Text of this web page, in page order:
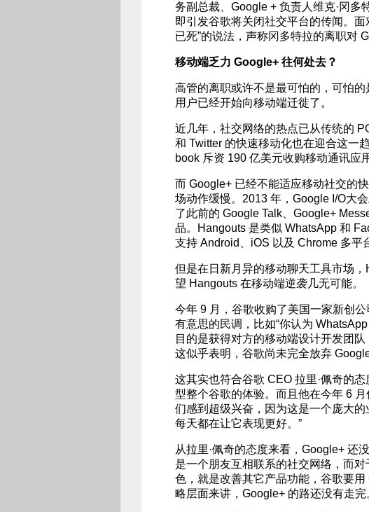
务副总裁、Google + 负责人维克·冈多
即引发谷歌将关闭社交平台的传闻。
已死”的说法，声称冈多特拉的离职对
移动端乏力 Google+ 往何处去？
高管的离职或许不是最可怕的，可怕
用户已经开始向移动端迁徙了。
近几年，社交网络的热点已从传统的
和 Twitter 的快速移动化也在迎合这一
book 斥资 190 亿美元收购移动通讯应
而 Google+ 已经不能适应移动社交的
场动作缓慢。2013 年，Google I/O大
了此前的 Google Talk、Google+
品。Hangouts 是类似 WhatsApp 和
支持 Android、iOS 以及 Chrome 多平
但是在日新月异的移动聊天工具市场
望 Hangouts 在移动端逆袭几无可能。
今年 9 月，谷歌收购了美国一家新创
有意思的民调，比如“你认为
目的是获得对方的移动端设计开发团
这似乎表明，谷歌尚未完全放弃
这其实也符合谷歌 CEO 拉里·佩奇的
型整个谷歌的体验。而且他在今年 6
们感到超级兴奋，因为这是一个庞大
每天都在让它表现更好。”
从拉里·佩奇的态度来看，Google+ 还
是一个朋友互相联系的社交网络，而
色，就是改善其它产品功能，谷歌要
略层面来讲，Google+ 的路还没有走完